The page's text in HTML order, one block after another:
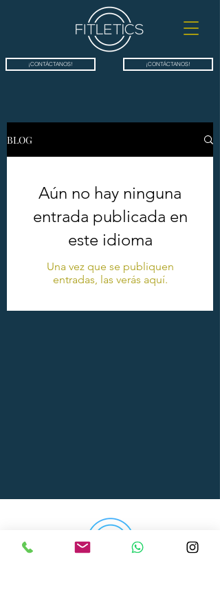
¡CONTÁCTANOS! ¡CONTÁCTANOS!
BLOG
Aún no hay ninguna
entrada publicada en
este idioma
Una vez que se publiquen
entradas, las verás aquí.